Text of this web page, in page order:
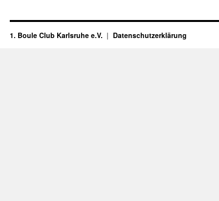
1. Boule Club Karlsruhe e.V. Datenschutzerklärung